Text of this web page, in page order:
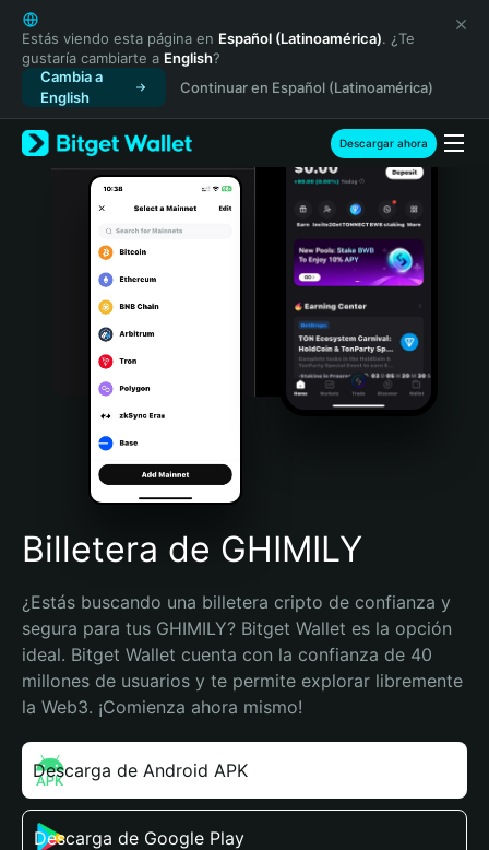
English
日本語
Tiếng Việt
Русский
Español (Latinoamérica)
Türkçe
Italiano
Português (Portugal)
Bahasa Indonesia
Português (Brasil)
Español (Argentina)
Estás viendo esta página en Español (Latinoamérica). ¿Te
gustaría cambiarte a English?
Cambia a
English
Continuar en Español (Latinoamérica)
Descargar ahora
Billetera de GHIMILY
¿Estás buscando una billetera cripto de confianza y
segura para tus GHIMILY? Bitget Wallet es la opción
ideal. Bitget Wallet cuenta con la confianza de 40
millones de usuarios y te permite explorar libremente
la Web3. ¡Comienza ahora mismo!
Descarga de Android APK
Descarga de Google Play